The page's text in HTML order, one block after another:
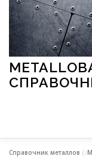
Перейти к содержимому
Справочник металлов »